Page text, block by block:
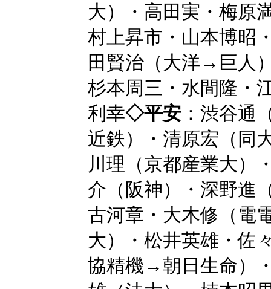
大）・高田実・梅原
村上昇市・山本博昭
田賢治（大洋→巨人
杉本周三・水間隆・
利幸◇平安 ：渋谷
近鉄）・清原宏（同
川理（京都産業大）
介（阪神）・深野進
古河章・大木修（電
大）・松井英雄・佐
協精機→朝日生命）